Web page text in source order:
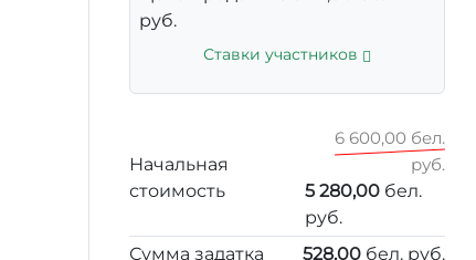
руб.
Ставки участников
Начальная
стоимость
6 600,00 бел.
руб.
5 280,00 бел.
руб.
Сумма задатка
528,00 бел. руб.